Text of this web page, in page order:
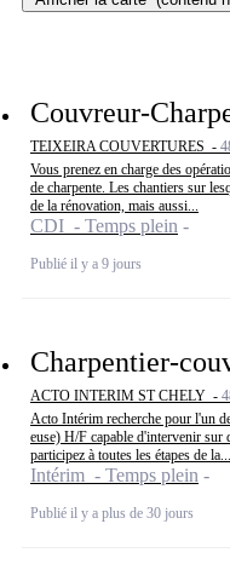
Couvreur-
TEIXEIRA COUVERTURES -
Vous prenez en charge des
de charpente. Les chantiers sur
de la rénovation, mais aussi...
CDI - Temps plein
Publié il y a 9 jours
Charpentier-
ACTO INTERIM ST CHELY -
Acto Intérim recherche pour l'un
euse) H/F capable d'intervenir sur
participez à toutes les étapes de la...
Intérim - Temps plein
Publié il y a plus de 30 jours